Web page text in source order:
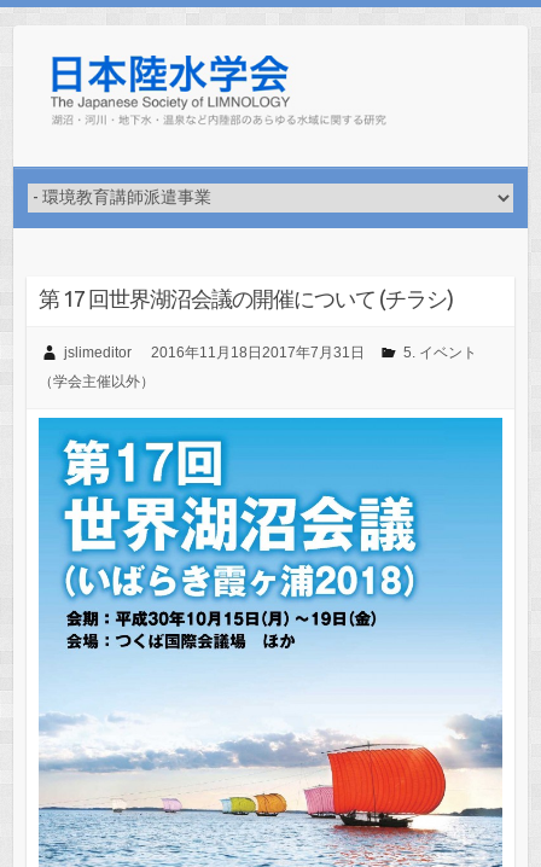
第 17 回世界湖沼会議の開催について (チラシ)
jslimeditor 2016年11月18日 2017年7月31日
5. イベント
（学会主催以外）